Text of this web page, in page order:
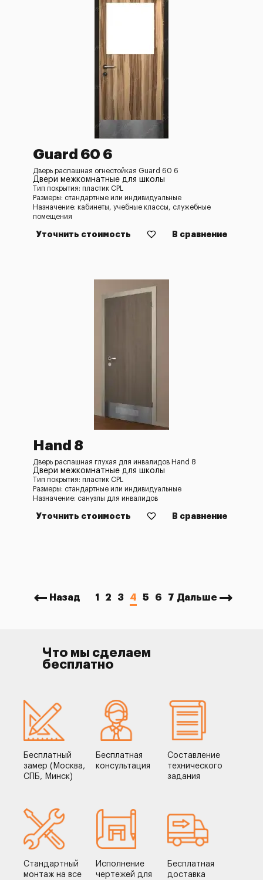
Guard 60 6
Дверь распашная огнестойкая Guard 60 6
Двери межкомнатные для школы
Тип покрытия: пластик CPL
Размеры: стандартные или индивидуальные
Назначение: кабинеты, учебные классы, служебные
помещения
Уточнить стоимость В сравнение
Hand 8
Дверь распашная глухая для инвалидов Hand 8
Двери межкомнатные для школы
Тип покрытия: пластик CPL
Размеры: стандартные или индивидуальные
Назначение: санузлы для инвалидов
Уточнить стоимость В сравнение
Назад 1 2 3 4 5 6 7 Дальше
Что мы сделаем
бесплатно
Бесплатный
замер (Москва,
СПБ, Минск)
Бесплатная
консультация
Составление
технического
задания
Стандартный
монтаж на все
Исполнение
чертежей для
Бесплатная
доставка